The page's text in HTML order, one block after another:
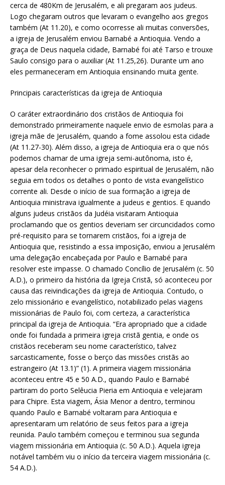
cerca de 480Km de Jerusalém, e ali pregaram aos judeus.
Logo chegaram outros que levaram o evangelho aos gregos
também (At 11.20), e como ocorresse ali muitas conversões,
a igreja de Jerusalém enviou Barnabé a Antioquia. Vendo a
graça de Deus naquela cidade, Barnabé foi até Tarso e trouxe
Saulo consigo para o auxiliar (At 11.25,26). Durante um ano
eles permaneceram em Antioquia ensinando muita gente.
Principais características da igreja de Antioquia
O caráter extraordinário dos cristãos de Antioquia foi
demonstrado primeiramente naquele envio de esmolas para a
igreja mãe de Jerusalém, quando a fome assolou esta cidade
(At 11.27-30). Além disso, a igreja de Antioquia era o que nós
podemos chamar de uma igreja semi-autônoma, isto é,
apesar dela reconhecer o primado espiritual de Jerusalém, não
seguia em todos os detalhes o ponto de vista evangelístico
corrente ali. Desde o início de sua formação a igreja de
Antioquia ministrava igualmente a judeus e gentios. E quando
alguns judeus cristãos da Judéia visitaram Antioquia
proclamando que os gentios deveriam ser circuncidados como
pré-requisito para se tornarem cristãos, foi a igreja de
Antioquia que, resistindo a essa imposição, enviou a Jerusalém
uma delegação encabeçada por Paulo e Barnabé para
resolver este impasse. O chamado Concílio de Jerusalém (c. 50
A.D.), o primeiro da história da Igreja Cristã, só aconteceu por
causa das reivindicações da igreja de Antioquia. Contudo, o
zelo missionário e evangelístico, notabilizado pelas viagens
missionárias de Paulo foi, com certeza, a característica
principal da igreja de Antioquia. “Era apropriado que a cidade
onde foi fundada a primeira igreja cristã gentia, e onde os
cristãos receberam seu nome característico, talvez
sarcasticamente, fosse o berço das missões cristãs ao
estrangeiro (At 13.1)” (1). A primeira viagem missionária
aconteceu entre 45 e 50 A.D., quando Paulo e Barnabé
partiram do porto Selêucia Pieria em Antioquia e velejaram
para Chipre. Esta viagem, Ásia Menor a dentro, terminou
quando Paulo e Barnabé voltaram para Antioquia e
apresentaram um relatório de seus feitos para a igreja
reunida. Paulo também começou e terminou sua segunda
viagem missionária em Antioquia (c. 50 A.D.). Aquela igreja
notável também viu o início da terceira viagem missionária (c.
54 A.D.).